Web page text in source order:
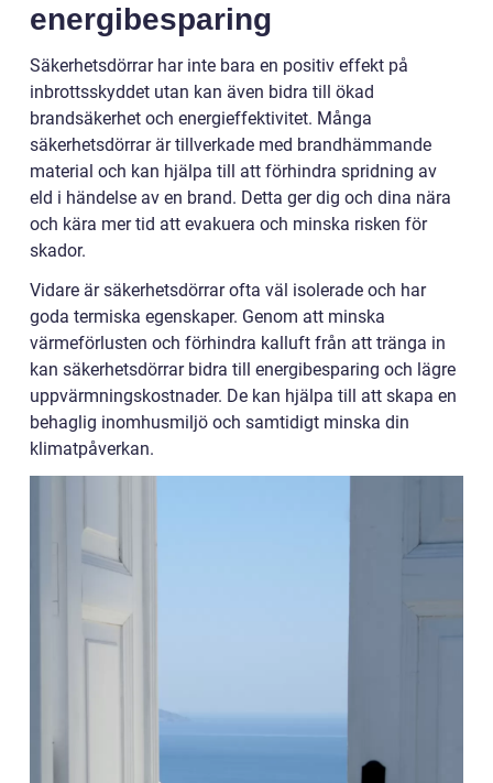
energibesparing
Säkerhetsdörrar har inte bara en positiv effekt på
inbrottsskyddet utan kan även bidra till ökad
brandsäkerhet och energieffektivitet. Många
säkerhetsdörrar är tillverkade med brandhämmande
material och kan hjälpa till att förhindra spridning av
eld i händelse av en brand. Detta ger dig och dina nära
och kära mer tid att evakuera och minska risken för
skador.
Vidare är säkerhetsdörrar ofta väl isolerade och har
goda termiska egenskaper. Genom att minska
värmeförlusten och förhindra kalluft från att tränga in
kan säkerhetsdörrar bidra till energibesparing och lägre
uppvärmningskostnader. De kan hjälpa till att skapa en
behaglig inomhusmiljö och samtidigt minska din
klimatpåverkan.